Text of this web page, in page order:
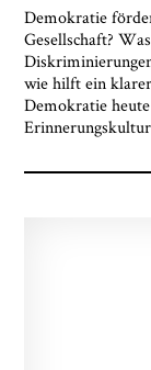
Demokratie
Gesellschaft?
wie hilft ein
Demokratie
Erinnerungskultur